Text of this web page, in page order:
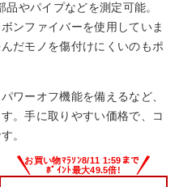
やパイプなどを測定可能。
ンファイバーを使用していま
だモノを傷付けにくいのもポ
ワーオフ機能を備えるなど、
。手に取りやすい価格で、コ
。